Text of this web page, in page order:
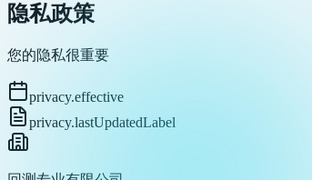
隐私政策
您的隐私很重要
privacy.effective
privacy.lastUpdatedLabel